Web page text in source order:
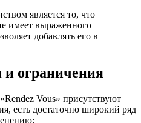
является то, что
имеет выраженного
добавлять его в
ограничения
Vous» присутствуют
есть достаточно широкий ряд